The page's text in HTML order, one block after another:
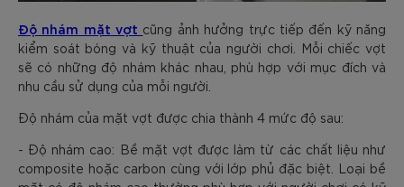
Độ nhám mặt vợt cũng ảnh hưởng trực tiếp đến kỹ năng
kiểm soát bóng và kỹ thuật của người chơi. Mỗi chiếc vợt
sẽ có những độ nhám khác nhau, phù hợp với mục đích và
nhu cầu sử dụng của mỗi người.
Độ nhám của mặt vợt được chia thành 4 mức độ sau:
- Độ nhám cao: Bề mặt vợt được làm từ các chất liệu như
composite hoặc carbon cùng với lớp phủ đặc biệt. Loại bề